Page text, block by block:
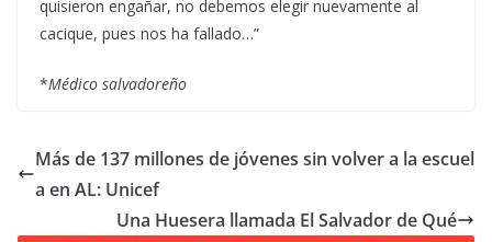
quisieron engañar, no debemos elegir nuevamente al
cacique, pues nos ha fallado…”
*Médico salvadoreño
Más de 137 millones de jóvenes sin volver a la escuel
a en AL: Unicef
Una Huesera llamada El Salvador de Qué